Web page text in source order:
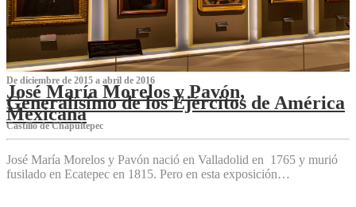
De diciembre de 2015 a abril de 2016
José María Morelos y Pavón,
Generalísimo de los Ejércitos de América
Mexicana
C‌astillo de Chapultepec
José María Morelos y Pavón nació en Valladolid en 1765 y murió
fusilado en Ecatepec en 1815. Pero en esta exposición…